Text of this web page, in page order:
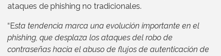
ataques de phishing no tradicionales.
“Esta tendencia marca una evolución importante en el
phishing, que desplaza los ataques del robo de
contraseñas hacia el abuso de flujos de autenticación de